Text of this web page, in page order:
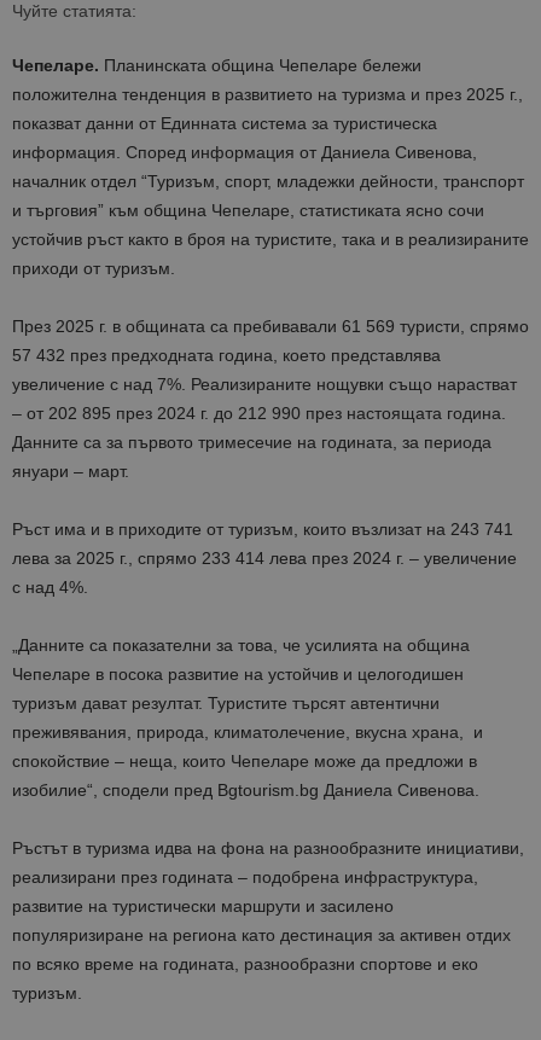
Чуйте статията:
Чепеларе. Планинската община Чепеларе бележи
положителна тенденция в развитието на туризма и през 2025 г.,
показват данни от Единната система за туристическа
информация. Според информация от Даниела Сивенова,
началник отдел “Туризъм, спорт, младежки дейности, транспорт
и търговия” към община Чепеларе, статистиката ясно сочи
устойчив ръст както в броя на туристите, така и в реализираните
приходи от туризъм.
През 2025 г. в общината са пребивавали 61 569 туристи, спрямо
57 432 през предходната година, което представлява
увеличение с над 7%. Реализираните нощувки също нарастват
– от 202 895 през 2024 г. до 212 990 през настоящата година.
Данните са за първото тримесечие на годината, за периода
януари – март.
Ръст има и в приходите от туризъм, които възлизат на 243 741
лева за 2025 г., спрямо 233 414 лева през 2024 г. – увеличение
с над 4%.
„Данните са показателни за това, че усилията на община
Чепеларе в посока развитие на устойчив и целогодишен
туризъм дават резултат. Туристите търсят автентични
преживявания, природа, климатолечение, вкусна храна, и
спокойствие – неща, които Чепеларе може да предложи в
изобилие“, сподели пред Bgtourism.bg Даниела Сивенова.
Ръстът в туризма идва на фона на разнообразните инициативи,
реализирани през годината – подобрена инфраструктура,
развитие на туристически маршрути и засилено
популяризиране на региона като дестинация за активен отдих
по всяко време на годината, разнообразни спортове и еко
туризъм.